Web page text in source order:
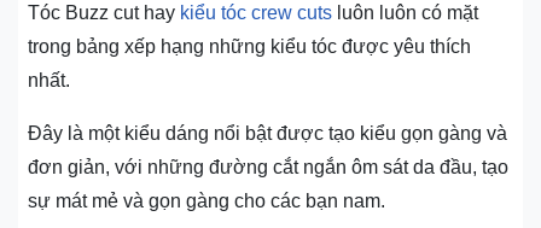
Tóc Buzz cut hay kiểu tóc crew cuts luôn luôn có mặt
trong bảng xếp hạng những kiểu tóc được yêu thích
nhất.
Đây là một kiểu dáng nổi bật được tạo kiểu gọn gàng và
đơn giản, với những đường cắt ngắn ôm sát da đầu, tạo
sự mát mẻ và gọn gàng cho các bạn nam.